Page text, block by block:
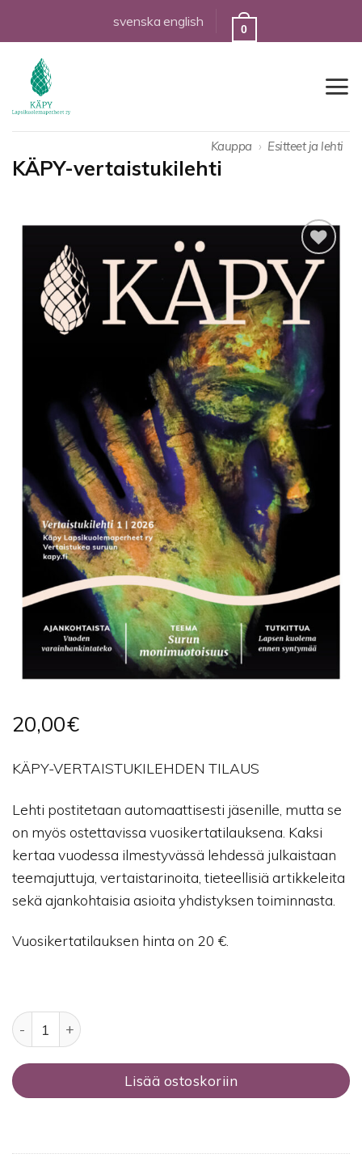
content
svenska english
0
Kauppa › Esitteet ja lehti
KÄPY-vertaistukilehti
Lisää
toivelistalle
20,00€
KÄPY-VERTAISTUKILEHDEN TILAUS
Lehti postitetaan automaattisesti jäsenille, mutta se
on myös ostettavissa vuosikertatilauksena. Kaksi
kertaa vuodessa ilmestyvässä lehdessä julkaistaan
teemajuttuja, vertaistarinoita, tieteellisiä artikkeleita
sekä ajankohtaisia asioita yhdistyksen toiminnasta.
Vuosikertatilauksen hinta on 20 €.
KÄPY-vertaistukilehti määrä
Lisää ostoskoriin